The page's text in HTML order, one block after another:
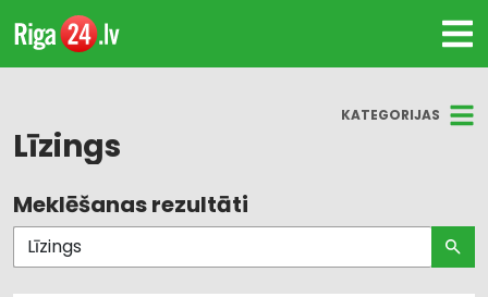
KATEGORIJAS
Līzings
Visas nozares
Līzings
Meklēšanas rezultāti